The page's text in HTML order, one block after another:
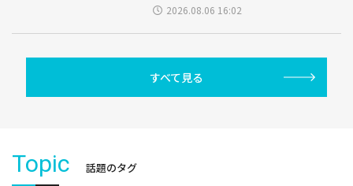
2026.08.06 16:02
すべて見る
Topic 話題のタグ